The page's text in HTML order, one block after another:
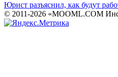
Юрист разъяснил, как будут
© 2011-2026 «MOOML.COM